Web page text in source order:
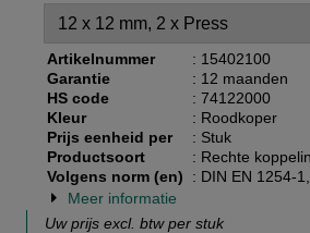
Artikelnummer
: 15402100
Garantie
: 12 maanden
HS code
: 74122000
Kleur
: Roodkoper
Prijs eenheid per
: Stuk
Productsoort
: Rechte
Volgens norm (en)
: DIN EN 1254-
Meer informatie
Uw prijs excl. btw per stuk